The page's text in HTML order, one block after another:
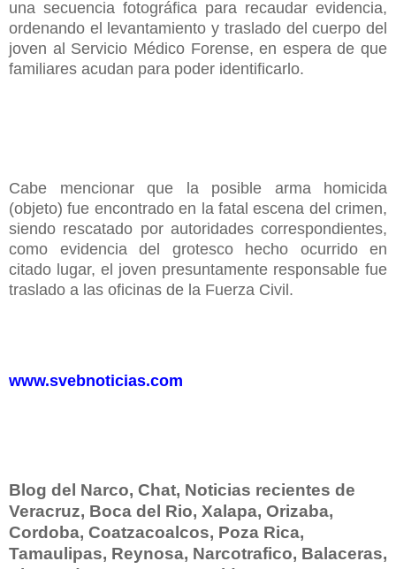
una secuencia fotográfica para recaudar evidencia,
ordenando el levantamiento y traslado del cuerpo del
joven al Servicio Médico Forense, en espera de que
familiares acudan para poder identificarlo.
Cabe mencionar que la posible arma homicida
(objeto) fue encontrado en la fatal escena del crimen,
siendo rescatado por autoridades correspondientes,
como evidencia del grotesco hecho ocurrido en
citado lugar, el joven presuntamente responsable fue
traslado a las oficinas de la Fuerza Civil.
www.svebnoticias.com
Blog del Narco, Chat, Noticias recientes de
Veracruz, Boca del Rio, Xalapa, Orizaba,
Cordoba, Coatzacoalcos, Poza Rica,
Tamaulipas, Reynosa, Narcotrafico, Balaceras,